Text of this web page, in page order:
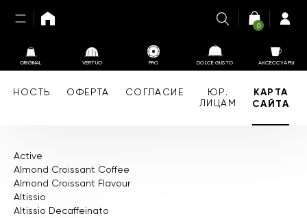
ORIGINAL VERTUO PRO DOLCE GUSTO АКСЕССУАРЫ
0
ОФЕРТА СОГЛАСИЕ
ЮР.
ЛИЦАМ
КАРТА
САЙТА
Active
Almond Croissant Coffee
Almond Croissant Flavour
Altissio
Altissio Decaffeinato